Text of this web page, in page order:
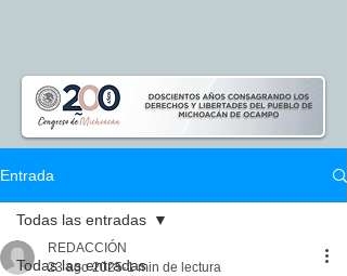
Entrada
Todas las entradas
Todas las entradas
REDACCIÓN
23 ago 2025 1 min de lectura